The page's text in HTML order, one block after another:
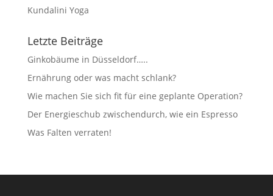
Kundalini Yoga
Letzte Beiträge
Ginkobäume in Düsseldorf…..
Ernährung oder was macht schlank?
Wie machen Sie sich fit für eine geplante Operation?
Der Energieschub zwischendurch, wie ein Espresso
Was Falten verraten!